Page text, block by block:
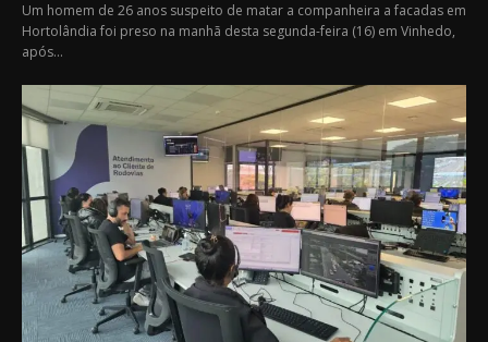
Um homem de 26 anos suspeito de matar a companheira a facadas em
Hortolândia foi preso na manhã desta segunda-feira (16) em Vinhedo,
após...